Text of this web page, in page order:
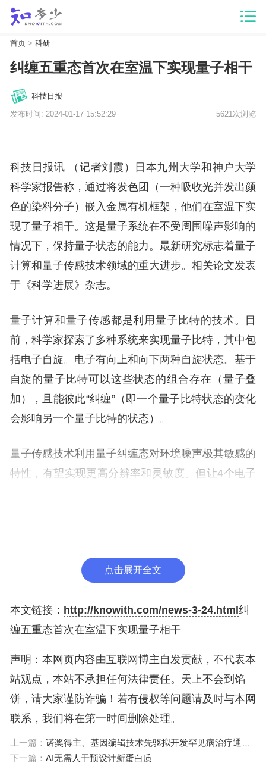
首页> 科研
纠缠五重态首次在室温下实现量子相干
科技日报
发布时间: 2024-01-17 15:52:29 5621次浏览
科技日报讯 （记者刘霞）日本九州大学和神户大学
科学家报告称，通过将发色团（一种吸收光并发出颜
色的染料分子）嵌入金属有机框架，他们在室温下实
现了量子相干。这是量子系统在不受周围噪声影响的
情况下，保持量子状态的能力。最新研究标志着量子
计算和量子传感技术领域的重大进步。相关论文发表
于《科学进展》杂志。
量子计算和量子传感都是利用量子比特的技术。目
前，科学家探索了多种系统来实现量子比特，其中包
括电子自旋。电子有向上和向下两种自旋状态。基于
自旋的量子比特可以这些状态的组合存在（量子叠
加），且能彼此“纠缠”（即一个量子比特状态的变化
会影响另一个量子比特的状态）。
量子传感技术利用量子纠缠态对环境噪声极其敏感的
特性，有望实现更高分辨率和灵敏度。但让4个电子
团激发电子来获得电子自旋。但在室温下，量子信息
会失去量子叠加和纠缠状态。因此，量子相干通常只
在液氮温度（-196℃）下才能实现。
机金属框架中引入基于并五苯的发色团。结果显示，
有机金属框架促进了并五苯的运动，使电子从三重态
能级跃迁为五重态能级，充分保持了五重多激子态的
量子相干性。通过微波脉冲光激发电子，他们观察
到，该状态的量子相干在室温下持续超过100纳秒。
这是纠缠五重态在室温下首次实现量子相干。
点击展开全文
本文链接： http://knowith.com/news-3-24.html 纠
缠五重态首次在室温下实现量子相干
声明：本网页内容由互联网博主自发贡献，不代表本
站观点，本站不承担任何法律责任。天上不会到馅
饼，请大家谨防诈骗！若有侵权等问题请及时与本网
联系，我们将在第一时间删除处理。
上一篇： 诺奖得主、基因编辑技术先驱拟开发罕见病治疗通用策略
下一篇： AI无需人干预设计新蛋白质